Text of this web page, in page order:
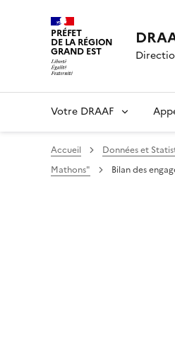
PRÉFET
DE LA RÉGION
GRAND EST
Votre DRAAF
Accueil Données et
Mathons"
Bilan des